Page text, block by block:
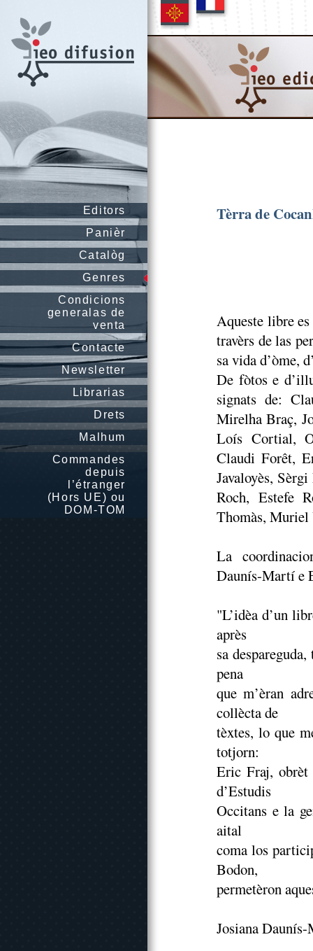
Editors
Panièr
Catalòg
Genres
Condicions
generalas de
venta
Contacte
Newsletter
Librarias
Drets
Malhum
Commandes
depuis
l’étranger
(Hors UE) ou
DOM-TOM
Tèrra de
Aqueste libre
travèrs de las
sa vida d’òme,
De fòtos e
signats de:
Mirelha Braç,
Loís Cortial,
Claudi Forêt,
Javaloyès,
Roch, Estefe
Thomàs,
La
Daunís-Martí e
"L’idèa d’un
après
sa
pena
que m’èran
collècta de
tèxtes, lo que
totjorn:
Eric Fraj, obrèt
d’Estudis
Occitans e la
aital
coma los
Bodon,
permetèron
Josiana